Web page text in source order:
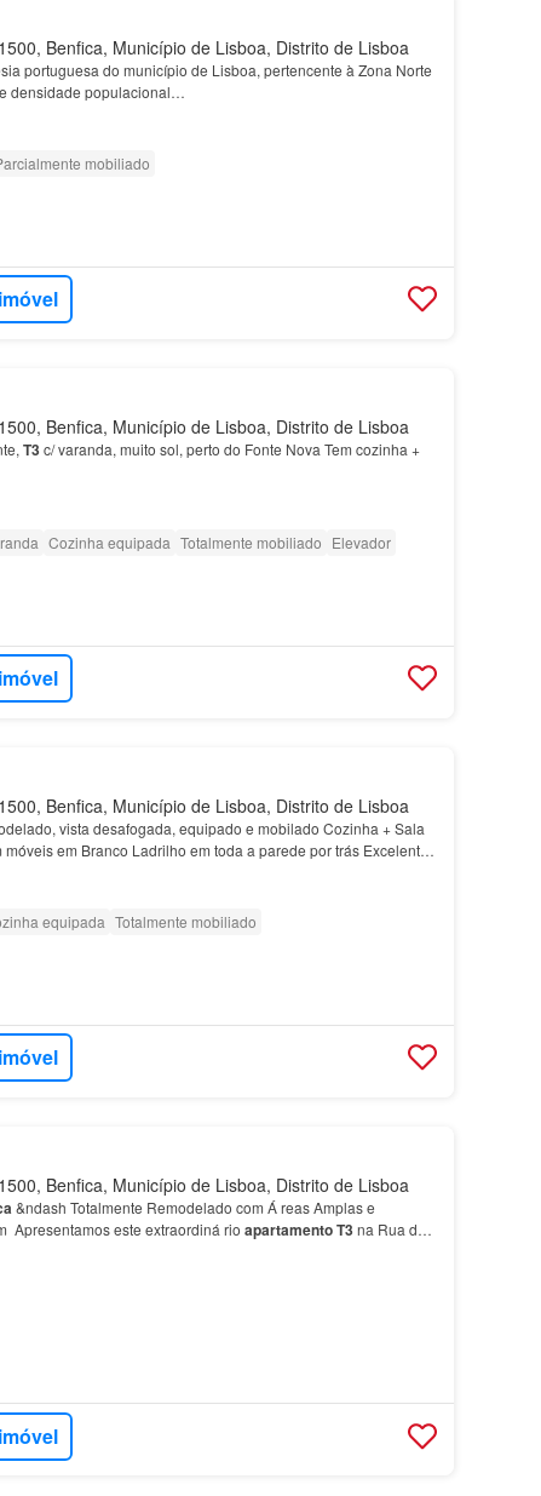
Benfica, Município de Lisboa, Distrito de Lisboa
portuguesa do município de Lisboa, pertencente à Zona Norte
densidade populacional…
mobiliado
Benfica, Município de Lisboa, Distrito de Lisboa
T3c/ varanda, muito sol, perto do Fonte Nova Tem cozinha +
Cozinha equipada Totalmente mobiliado Elevador
Benfica, Município de Lisboa, Distrito de Lisboa
vista desafogada, equipado e mobilado Cozinha + Sala
móveis em Branco Ladrilho em toda a parede por trás Excelente
portas de
equipada Totalmente mobiliado
Benfica, Município de Lisboa, Distrito de Lisboa
&ndash Totalmente Remodelado com Á reas Amplas e
Apresentamos este extraordiná rio apartamentoT3na Rua da
em Benfi…